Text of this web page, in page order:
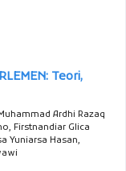
Teori,
Ardhi Razaq
Firstnandiar Glica
Yuniarsa Hasan,